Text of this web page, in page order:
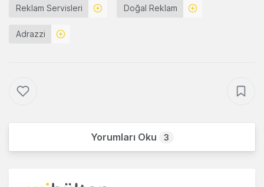
Reklam Servisleri Doğal Reklam
Adrazzi
Yorumları Oku 3